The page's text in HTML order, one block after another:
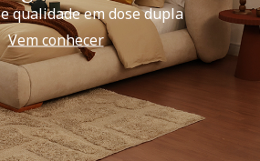
qualidade em dose dupla
Vem conhecer